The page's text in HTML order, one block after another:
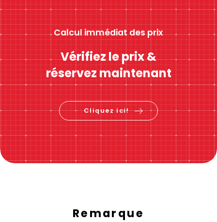
Calcul immédiat des prix
Vérifiez le prix &
réservez maintenant
Cliquez ici!
Remarque